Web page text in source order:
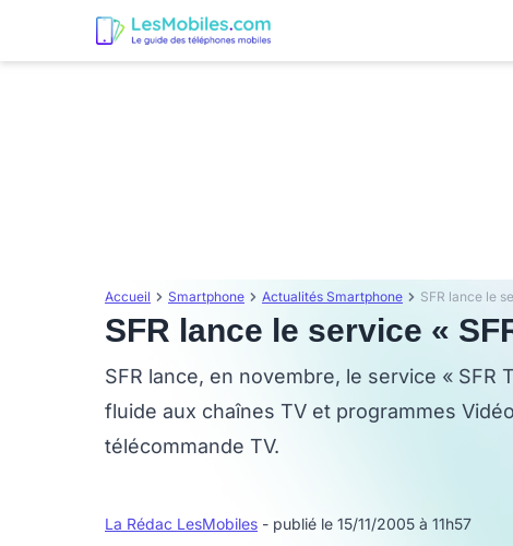
Accueil Smartphone Actualités Smartphone SFR lance le
SFR lance le service «
SFR lance, en novembre, le service «
fluide aux chaînes TV et programmes
télécommande TV.
La Rédac LesMobiles - publié le 15/11/2005 à 11h57